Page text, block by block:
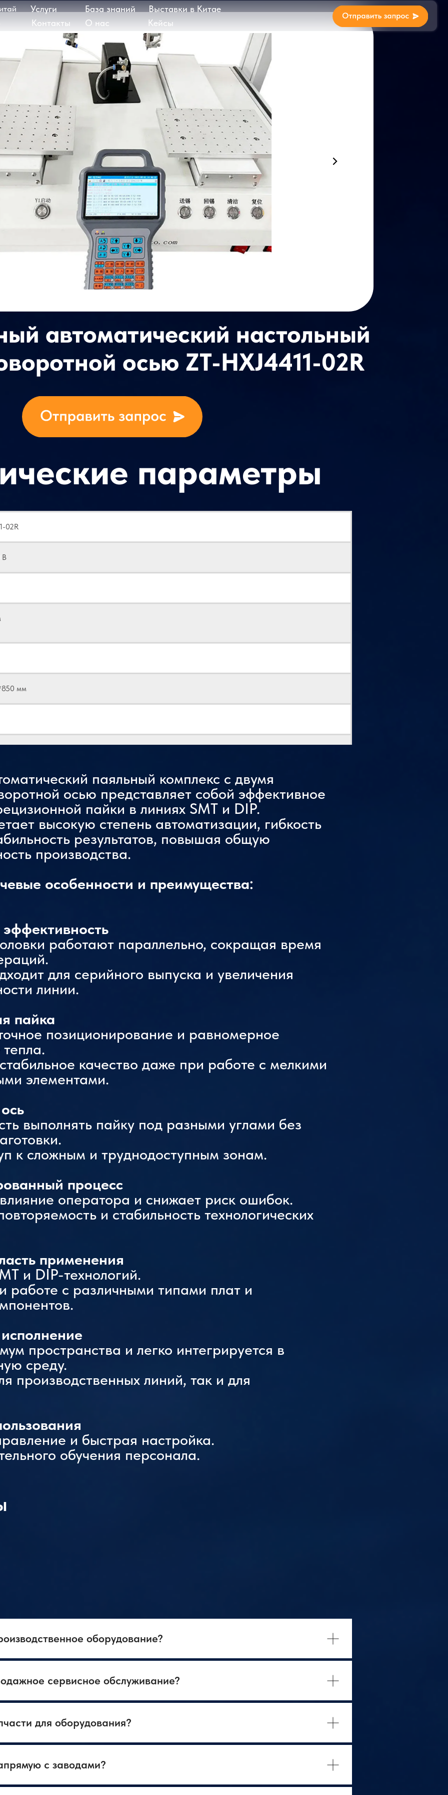
О нас Кейсы
Контакты
Услуги База знаний Выставки в Китае
автоматический настольный
осью ZT-HXJ4411-02R
параметры
02R
В
мм
паяльный комплекс с двумя
осью представляет собой эффективное
пайки в линиях SMT и DIP.
высокую степень автоматизации, гибкость
результатов, повышая общую
производства.
особенности и преимущества:
работают параллельно, сокращая время
для серийного выпуска и увеличения
линии.
пайка
позиционирование и равномерное
качество даже при работе с мелкими
элементами.
выполнять пайку под разными углами без
к сложным и труднодоступным зонам.
процесс
оператора и снижает риск ошибок.
и стабильность технологических
применения
и DIP-технологий.
работе с различными типами плат и
пространства и легко интегрируется в
среду.
производственных линий, так и для
и быстрая настройка.
обучения персонала.
оборудование?
сервисное обслуживание?
для оборудования?
с заводами?